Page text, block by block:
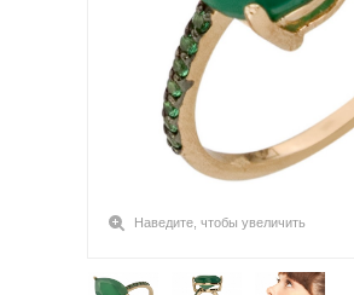
Наведите, чтобы увеличить